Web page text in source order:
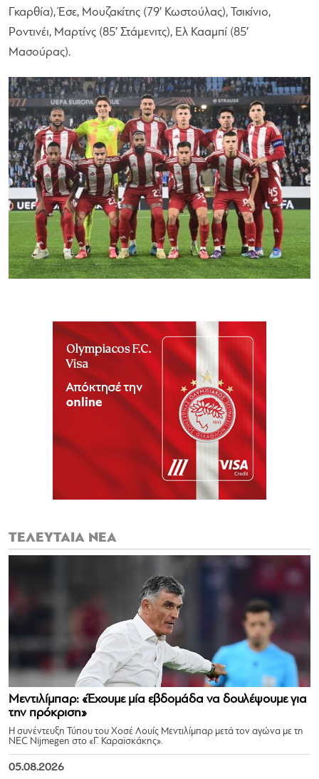
Γκαρθία), Έσε, Μουζακίτης (79′ Κωστούλας), Τσικίνιο,
Ροντινέι, Μαρτίνς (85′ Στάμενιτς), Ελ Κααμπί (85′
Μασούρας).
ΤΕΛΕΥΤΑΙΑ ΝΕΑ
Μεντιλίμπαρ: «Έχουμε μία εβδομάδα να δουλέψουμε για
την πρόκριση»
Η συνέντευξη Τύπου του Χοσέ Λουίς Μεντιλίμπαρ μετά τον αγώνα με τη
NEC Nijmegen στο «Γ. Καραϊσκάκης».
05.08.2026